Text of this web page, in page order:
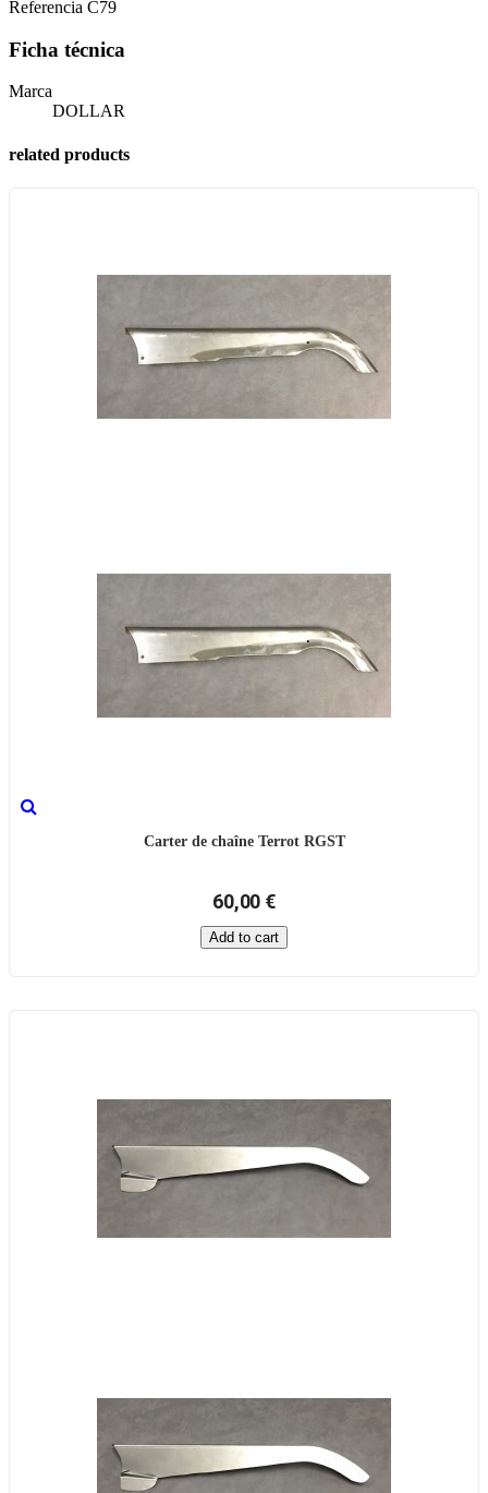
Referencia C79
Ficha técnica
Marca
DOLLAR
related products
Carter de chaîne Terrot RGST
60,00 €
Add to cart